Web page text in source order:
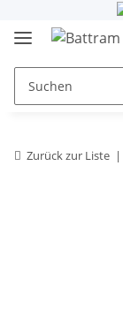
Zurück zur Liste